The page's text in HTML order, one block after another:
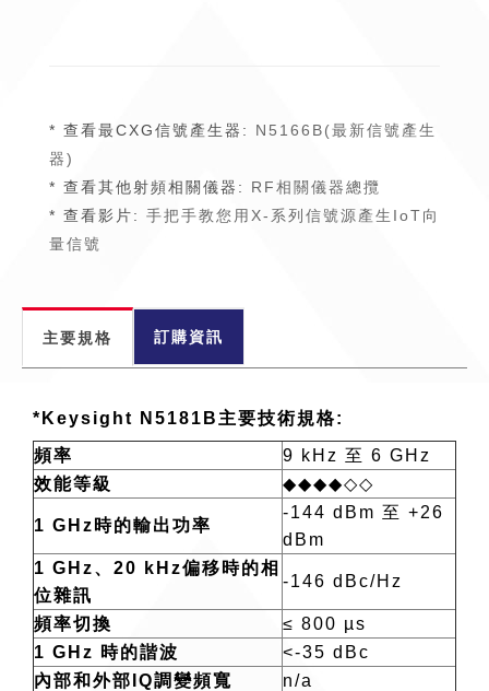
* 查看最CXG信號產生器: N5166B(最新信號產生
器)
* 查看其他射頻相關儀器: RF相關儀器總攬
* 查看影片: 手把手教您用X-系列信號源產生IoT向
量信號​​
主要規格 訂購資訊
*Keysight N5181B主要技術規格:
頻率
9 kHz 至 6 GHz
效能等級
◆◆◆◆◇◇
1 GHz時的輸出功率
-144 dBm 至 +26
dBm
1 GHz、20 kHz偏移時的相
位雜訊
-146 dBc/Hz
頻率切換
≤ 800 µs
1 GHz 時的諧波
<-35 dBc
內部和外部IQ調變頻寬
n/a